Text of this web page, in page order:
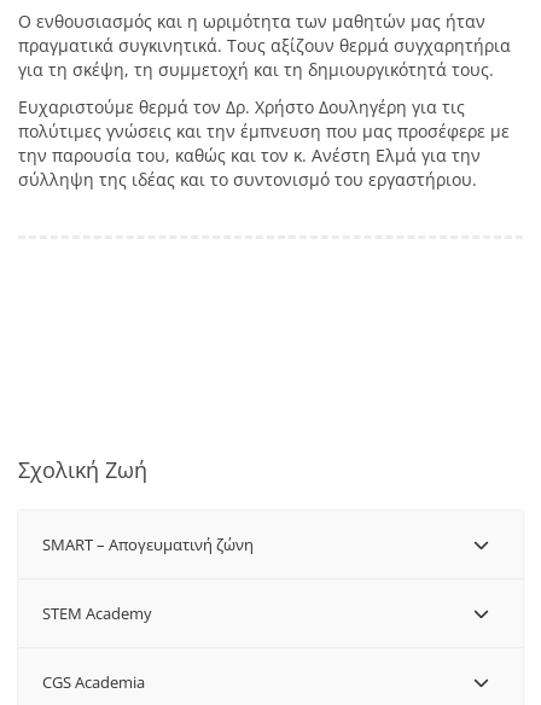
Ο ενθουσιασμός και η ωριμότητα των μαθητών μας ήταν
πραγματικά συγκινητικά. Τους αξίζουν θερμά συγχαρητήρια
για τη σκέψη, τη συμμετοχή και τη δημιουργικότητά τους.
Ευχαριστούμε θερμά τον Δρ. Χρήστο Δουληγέρη για τις
πολύτιμες γνώσεις και την έμπνευση που μας προσέφερε με
την παρουσία του, καθώς και τον κ. Ανέστη Ελμά για την
σύλληψη της ιδέας και το συντονισμό του εργαστήριου.
Σχολική Ζωή
SMART – Aπογευματινή ζώνη
STEM Academy
CGS Academia